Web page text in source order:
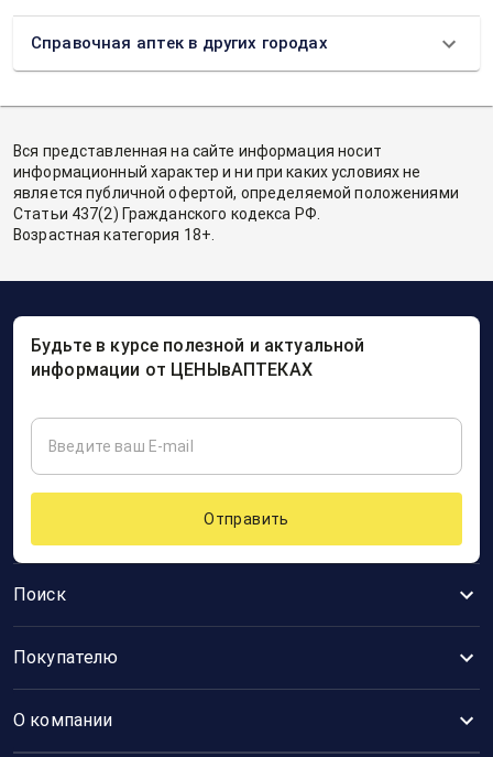
Справочная аптек в других городах
Вся представленная на сайте информация носит
информационный характер и ни при каких условиях не
является публичной офертой, определяемой положениями
Статьи 437(2) Гражданского кодекса РФ.
Возрастная категория 18+.
Поиск
Покупателю
О компании
Будьте в курсе полезной и актуальной
информации от ЦЕНЫвАПТЕКАХ
Отправить